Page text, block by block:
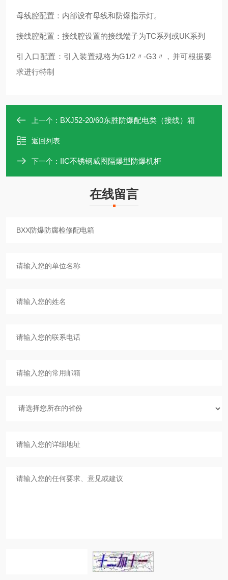
母线腔配置：内部设有母线和防爆指示灯。
接线腔配置：接线腔设置的接线端子为TC系列或UK系列
引入口配置：引入装置规格为G1/2〃-G3〃，并可根据要
求进行特制
上一个： BXJ52-20/60东胜防爆配电类（接线）箱
返回列表
下一个： IIC不锈钢威图隔爆型防爆机柜
在线留言